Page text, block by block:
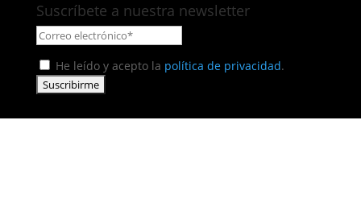
Suscríbete a nuestra newsletter
He leído y acepto la política de privacidad.